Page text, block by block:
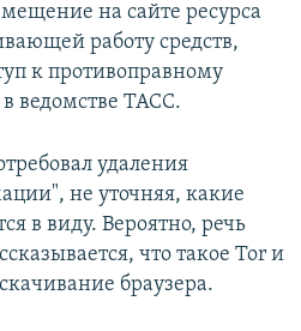
на сайте ресурса
работу средств,
к противоправному
в ведомстве ТАСС.
удаления
не уточняя, какие
в виду. Вероятно, речь
что такое Tor и
браузера.